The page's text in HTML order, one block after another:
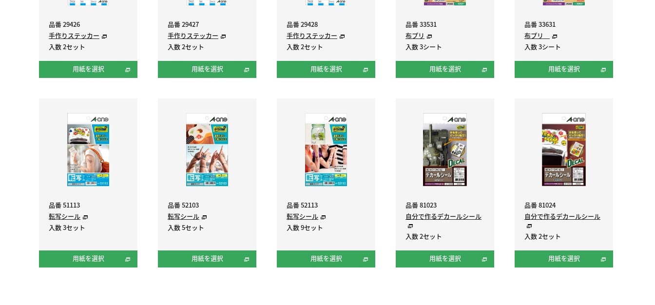
品番 29426
手作りステッカー
入数 2セット
用紙を選択
品番 29427
手作りステッカー
入数 2セット
用紙を選択
品番 29428
手作りステッカー
入数 2セット
用紙を選択
品番 33531
布プリ
入数 3シート
用紙を選択
品番 33631
布プリ
入数 3シート
用紙を選択
品番 51113
転写シール
入数 3セット
用紙を選択
品番 52103
転写シール
入数 5セット
用紙を選択
品番 52113
転写シール
入数 9セット
用紙を選択
品番 81023
自分で作るデカールシール
入数 2セット
用紙を選択
品番 81024
自分で作るデカールシール
入数 2セット
用紙を選択